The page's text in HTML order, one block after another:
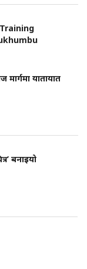
मार्गमा यातायात
बनाइयो